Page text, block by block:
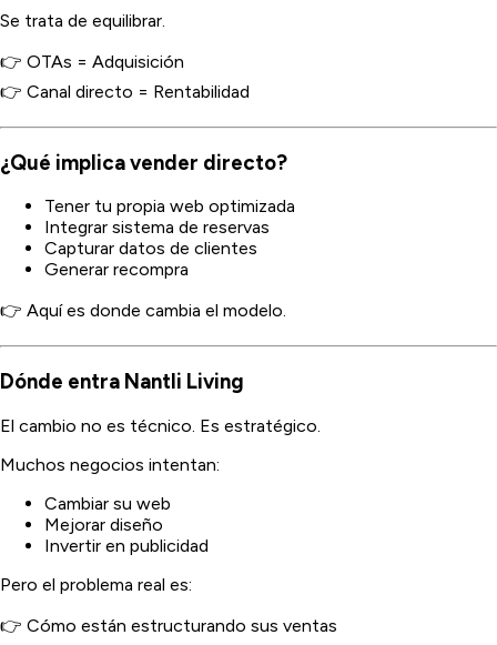
Se trata de equilibrar.
👉 OTAs = Adquisición
👉 Canal directo = Rentabilidad
¿Qué implica vender directo?
Tener tu propia web optimizada
Integrar sistema de reservas
Capturar datos de clientes
Generar recompra
👉 Aquí es donde cambia el modelo.
Dónde entra Nantli Living
El cambio no es técnico. Es estratégico.
Muchos negocios intentan:
Cambiar su web
Mejorar diseño
Invertir en publicidad
Pero el problema real es:
👉 Cómo están estructurando sus ventas